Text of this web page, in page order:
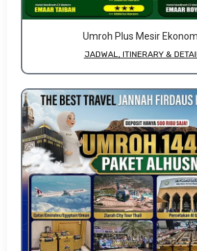
Umroh Plus Mesir
JADWAL, ITINERARY &